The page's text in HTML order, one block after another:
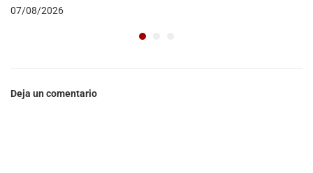
07/08/2026
Deja un comentario